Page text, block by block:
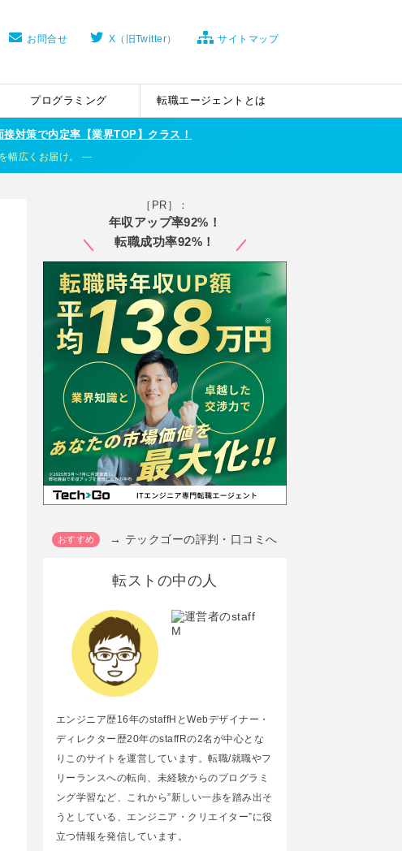
お問合せ X（旧Twitter） サイトマップ
プログラミング 転職エージェントとは
対策で内定率【業界TOP】クラス！
幅広くお届け。
［PR］：
年収アップ率92%！
転職成功率92%！
→ テックゴーの評判・口コミへ
転ストの中の人
エンジニア歴16年のstaffHとWebデザイナー・
ディレクター歴20年のstaffRの2名が中心とな
りこのサイトを運営しています。転職/就職やフ
リーランスへの転向、未経験からのプログラミ
ング学習など、これから”新しい一歩を踏み出そ
うとしている、エンジニア・クリエイター”に役
立つ情報を発信しています。